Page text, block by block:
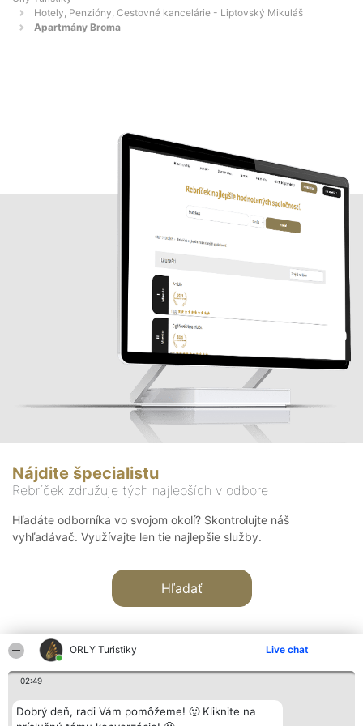
ORLY Turistiky Live chat
02:49
Dobrý deň, radi Vám pomôžeme! 🙂 Kliknite na
Hotely, Penzióny, Cestovné kancelárie - Liptovský Mikuláš
Apartmány Broma
Nájdite špecialistu
Rebríček združuje tých najlepších v odbore
Hľadáte odborníka vo svojom okolí? Skontrolujte náš
vyhľadávač. Využívajte len tie najlepšie služby.
Hľadať
Organizátor hodnotenia
Bright Side Solutions sp. z o.
Hodnotenie
Laureáti
Kontakt
Kontakt